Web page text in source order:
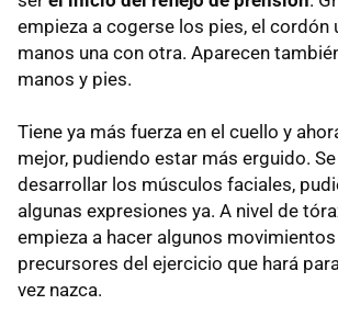
empieza a cogerse los pies, el cordón
manos una con otra. Aparecen
manos y pies.
Tiene ya más fuerza en el cuello y
mejor, pudiendo estar más erguido.
desarrollar los músculos faciales,
algunas expresiones ya. A nivel de
empieza a hacer algunos
precursores del ejercicio que hará
vez nazca.